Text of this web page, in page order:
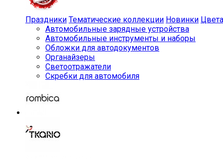
Праздники Тематические коллекции Новинки Цвета
Автомобильные зарядные устройства
Автомобильные инструменты и наборы
Обложки для автодокументов
Органайзеры
Светоотражатели
Скребки для автомобиля